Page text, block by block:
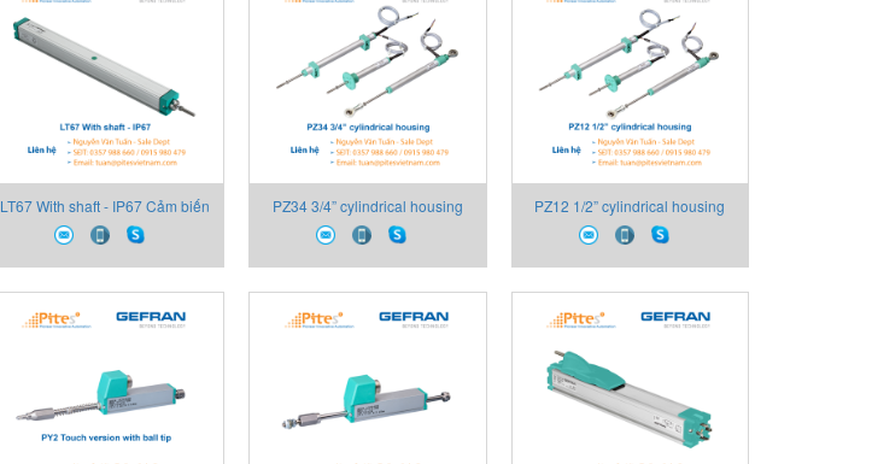
LT67 With shaft - IP67 Cảm biến
vị trí Gefran Việt Nam
PZ34 3/4” cylindrical housing
Cảm biến vị trí Gefran Việt Nam
PZ12 1/2” cylindrical housing
Cảm biến vị trí Gefran Việt Nam